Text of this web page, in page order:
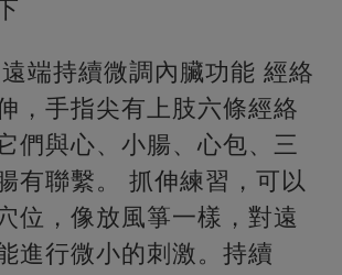
端持續微調內臟功能 經絡
，手指尖有上肢六條經絡
們與心、小腸、心包、三
有聯繫。 抓伸練習，可以
位，像放風箏一樣，對遠
進行微小的刺激。持續